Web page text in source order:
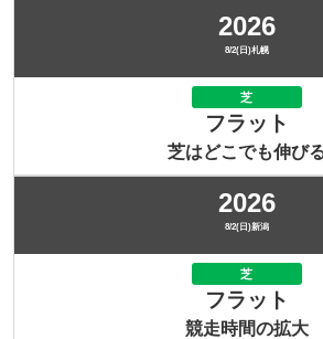
2026
8/2(日)札幌
芝
フラット
芝はどこでも伸び
2026
8/2(日)新潟
芝
フラット
競走時間の拡大